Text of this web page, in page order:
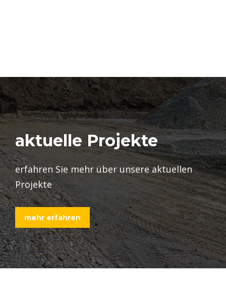
aktuelle Projekte
erfahren Sie mehr über unsere aktuellen
Projekte
mehr erfahren